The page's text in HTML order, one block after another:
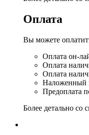
Оплата
Вы можете
Оплата он-
Оплата
Оплата
Наложенный
Предоплата
Более детально со